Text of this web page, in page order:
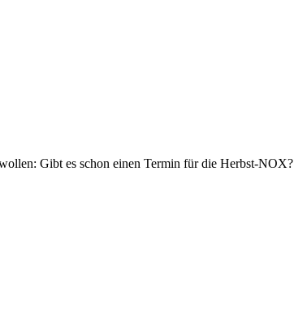
Gibt es schon einen Termin für die Herbst-NOX?